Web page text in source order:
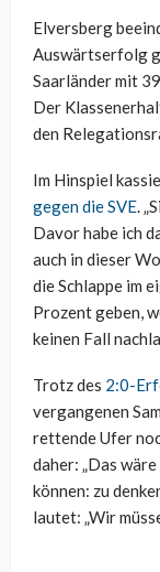
Elversberg
Auswärtserfolg
Saarländer mit
Der
den
Im Hinspiel
gegen die SVE.
Davor habe ich
auch in dieser
die Schlappe im
Prozent geben,
keinen Fall
Trotz des 2:0-
vergangenen
rettende Ufer
daher: „Das
können: zu
lautet: „Wir